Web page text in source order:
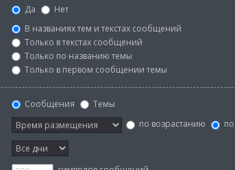
Да
Нет
В названиях тем и текстах сообщений
Только в текстах сообщений
Только по названию темы
Только в первом сообщении темы
Сообщения
Темы
по возрастанию